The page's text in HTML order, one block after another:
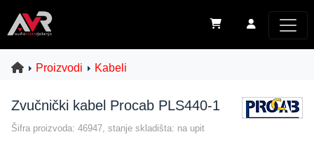
Proizvodi Kabeli
Zvučnički kabel Procab PLS440-1
Šifra proizvoda: 46947, stanje skladišta: na upit